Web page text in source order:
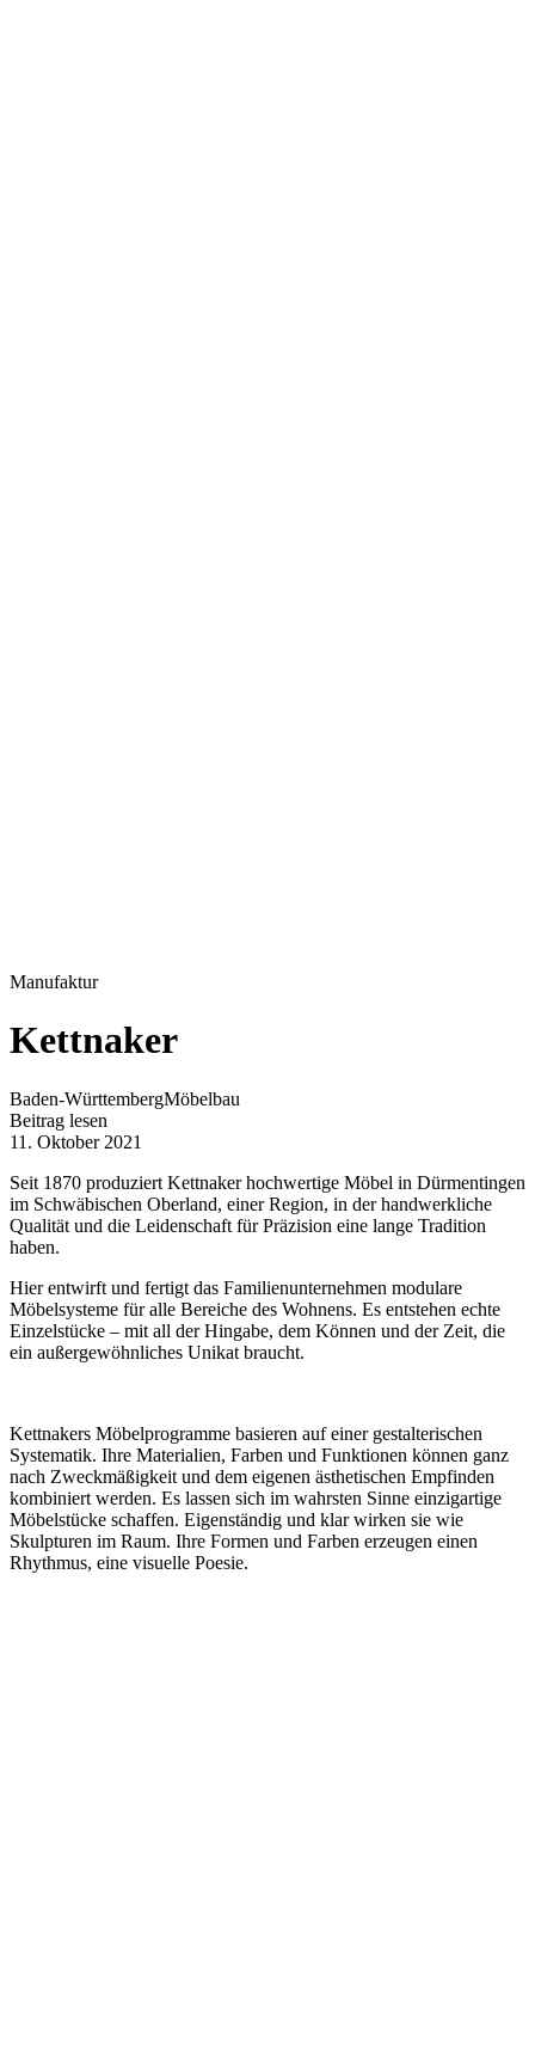
Manufaktur
Kettnaker
Baden-WürttembergMöbelbau
Beitrag lesen
11. Oktober 2021
Seit 1870 produziert Kettnaker hochwertige Möbel in Dürmentingen
im Schwäbischen Oberland, einer Region, in der handwerkliche
Qualität und die Leidenschaft für Präzision eine lange Tradition
haben.
Hier entwirft und fertigt das Familienunternehmen modulare
Möbelsysteme für alle Bereiche des Wohnens. Es entstehen echte
Einzelstücke – mit all der Hingabe, dem Können und der Zeit, die
ein außergewöhnliches Unikat braucht.
Kettnakers Möbelprogramme basieren auf einer gestalterischen
Systematik. Ihre Materialien, Farben und Funktionen können ganz
nach Zweckmäßigkeit und dem eigenen ästhetischen Empfinden
kombiniert werden. Es lassen sich im wahrsten Sinne einzigartige
Möbelstücke schaffen. Eigenständig und klar wirken sie wie
Skulpturen im Raum. Ihre Formen und Farben erzeugen einen
Rhythmus, eine visuelle Poesie.